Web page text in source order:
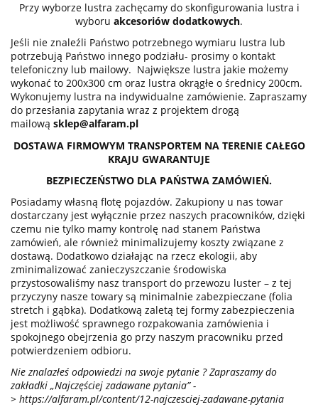
Przy wyborze lustra zachęcamy do skonfigurowania lustra i
wyboru akcesoriów dodatkowych.
Jeśli nie znaleźli Państwo potrzebnego wymiaru lustra lub
potrzebują Państwo innego podziału- prosimy o kontakt
telefoniczny lub mailowy. Największe lustra jakie możemy
wykonać to 200x300 cm oraz lustra okrągłe o średnicy 200cm.
Wykonujemy lustra na indywidualne zamówienie. Zapraszamy
do przesłania zapytania wraz z projektem drogą
mailową sklep@alfaram.pl
DOSTAWA FIRMOWYM TRANSPORTEM NA TERENIE CAŁEGO
KRAJU GWARANTUJE
BEZPIECZEŃSTWO DLA PAŃSTWA ZAMÓWIEŃ.
Posiadamy własną flotę pojazdów. Zakupiony u nas towar
dostarczany jest wyłącznie przez naszych pracowników, dzięki
czemu nie tylko mamy kontrolę nad stanem Państwa
zamówień, ale również minimalizujemy koszty związane z
dostawą. Dodatkowo działając na rzecz ekologii, aby
zminimalizować zanieczyszczanie środowiska
przystosowaliśmy nasz transport do przewozu luster – z tej
przyczyny nasze towary są minimalnie zabezpieczane (folia
stretch i gąbka). Dodatkową zaletą tej formy zabezpieczenia
jest możliwość sprawnego rozpakowania zamówienia i
spokojnego obejrzenia go przy naszym pracowniku przed
potwierdzeniem odbioru.
Nie znalazłeś odpowiedzi na swoje pytanie ? Zapraszamy do
zakładki „Najczęściej zadawane pytania” -
> https://alfaram.pl/content/12-najczesciej-zadawane-pytania